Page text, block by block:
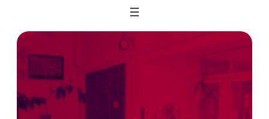
tartalomhoz